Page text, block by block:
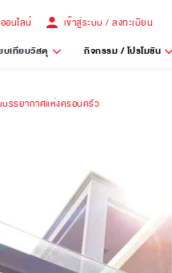
อนไลน์ เข้าสู่ระบบ / ลงทะเบียน
เทียบวัสดุ กิจกรรม / โปรโมชัน
รรยากาศแห่งครอบครัว